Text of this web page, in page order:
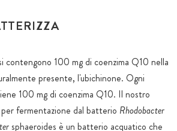
contengono 100 mg di coenzima Q10 nella
presente, l'ubichinone. Ogni
100 mg di coenzima Q10. Il nostro
fermentazione dal batterio Rhodobacter
sphaeroides è un batterio acquatico che